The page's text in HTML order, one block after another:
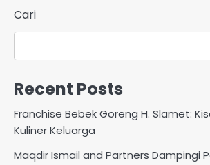
Cari
Recent Posts
Franchise Bebek Goreng H. Slamet:
Kuliner Keluarga
Maqdir Ismail and Partners Dampingi